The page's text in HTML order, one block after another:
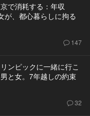
で消耗する：年収
が、都心暮らしに拘る
147
ンピックに一緒に行こ
と女。7年越しの約束
32